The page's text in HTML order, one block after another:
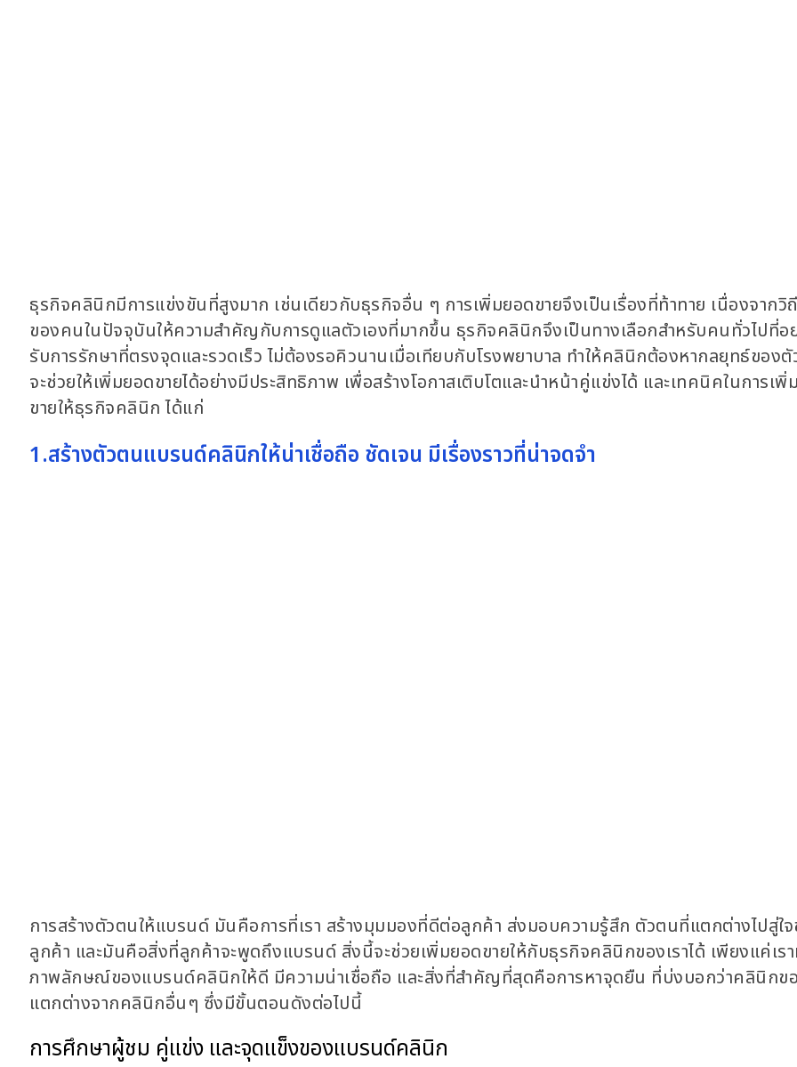
ธุรกิจคลินิกมีการแข่งขันที่สูงมาก เช่นเดียวกับธุรกิจอื่น ๆ การเพิ่มยอดขายจึงเป็นเรื่องที่ท้าทาย เนื่องจากวิ
ของคนในปัจจุบันให้ความสำคัญกับการดูแลตัวเองที่มากขึ้น ธุรกิจคลินิกจึงเป็นทางเลือกสำหรับคนทั่วไปที่อ
รับการรักษาที่ตรงจุดและรวดเร็ว ไม่ต้องรอคิวนานเมื่อเทียบกับโรงพยาบาล ทำให้คลินิกต้องหากลยุทธ์ของตั
จะช่วยให้เพิ่มยอดขายได้อย่างมีประสิทธิภาพ เพื่อสร้างโอกาสเติบโตและนำหน้าคู่แข่งได้ และเทคนิคในการเพิ่
ขายให้ธุรกิจคลินิก ได้แก่
1.สร้างตัวตนแบรนด์คลินิกให้น่าเชื่อถือ ชัดเจน มีเรื่องราวที่น่าจดจำ
การสร้างตัวตนให้แบรนด์ มันคือการที่เรา สร้างมุมมองที่ดีต่อลูกค้า ส่งมอบความรู้สึก ตัวตนที่แตกต่างไปสู่ใ
ลูกค้า และมันคือสิ่งที่ลูกค้าจะพูดถึงแบรนด์ สิ่งนี้จะช่วยเพิ่มยอดขายให้กับธุรกิจคลินิกของเราได้ เพียงแค่เรา
ภาพลักษณ์ของแบรนด์คลินิกให้ดี มีความน่าเชื่อถือ และสิ่งที่สำคัญที่สุดคือการหาจุดยืน ที่บ่งบอกว่าคลินิกขอ
แตกต่างจากคลินิกอื่นๆ ซึ่งมีขั้นตอนดังต่อไปนี้
การศึกษาผู้ชม คู่แข่ง และจุดแข็งของแบรนด์คลินิก